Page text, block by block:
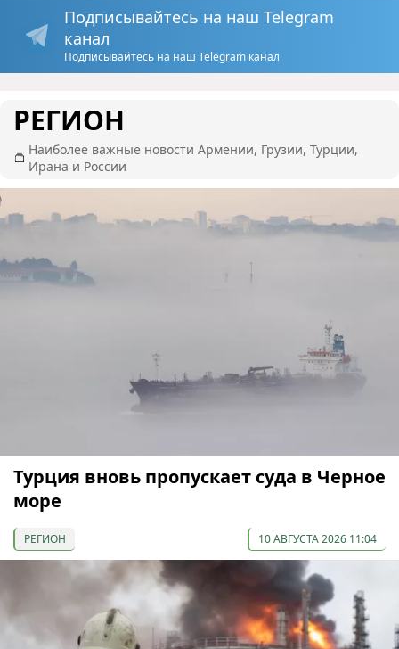
Подписывайтесь на наш Telegram
канал
Подписывайтесь на наш Telegram канал
РЕГИОН
Наиболее важные новости Армении, Грузии, Турции,
Ирана и России
Турция вновь пропускает суда в Черное
море
РЕГИОН 10 АВГУСТА 2026 11:04